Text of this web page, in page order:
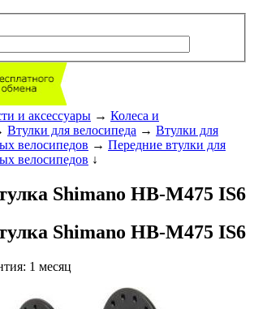
и аксессуары → Колеса и
Втулки для велосипеда → Втулки для
велосипедов → Передние втулки для
велосипедов ↓
Shimano HB-M475 IS6
Shimano HB-M475 IS6
1 месяц